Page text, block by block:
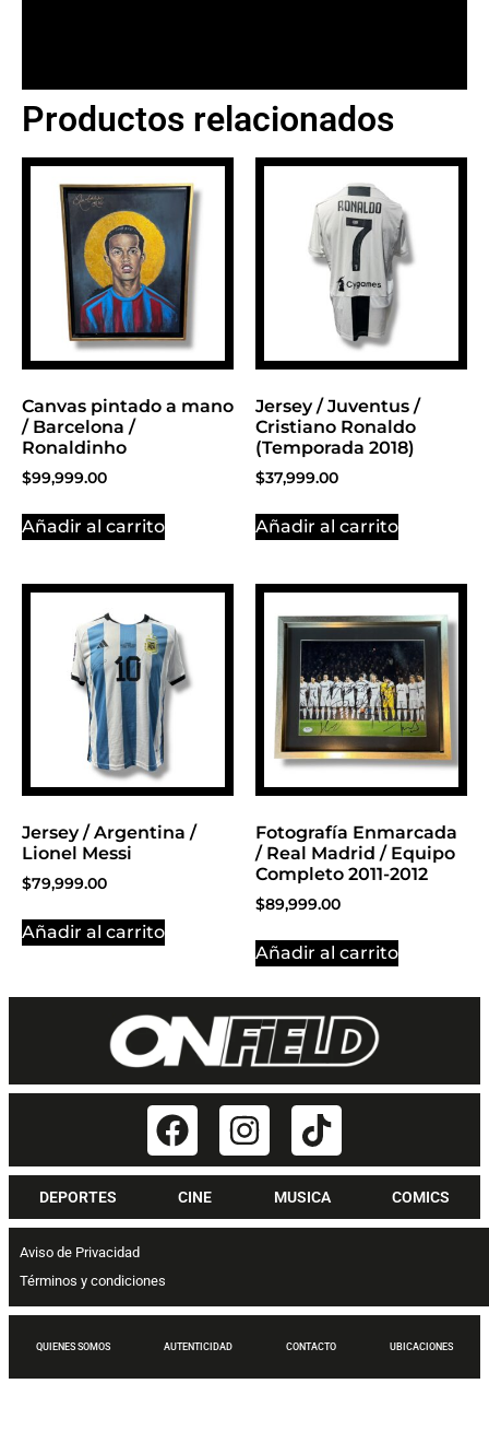
BANNER CON
PROMOCIONES 1
Productos relacionados
Canvas pintado a mano
/ Barcelona /
Ronaldinho
$99,999.00
Añadir al carrito
Jersey / Juventus /
Cristiano Ronaldo
(Temporada 2018)
$37,999.00
Añadir al carrito
Jersey / Argentina /
Lionel Messi
$79,999.00
Añadir al carrito
Fotografía Enmarcada
/ Real Madrid / Equipo
Completo 2011-2012
$89,999.00
Añadir al carrito
DEPORTES CINE MUSICA COMICS
Aviso de Privacidad
Términos y condiciones
QUIENES SOMOS AUTENTICIDAD CONTACTO UBICACIONES